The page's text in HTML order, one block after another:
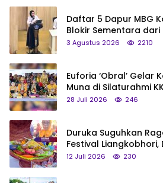
Daftar 5 Dapur MBG
Blokir Sementara dari
3 Agustus 2026 2210
Euforia ‘Obral’ Gelar
Muna di Silaturahmi
Saya Bukan Tipe
28 Juli 2026 246
Duruka Suguhkan
Festival Liangkobhori,
hingga Tumpeng
12 Juli 2026 230